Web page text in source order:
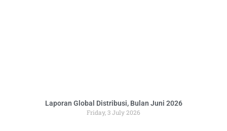
Laporan Global Distribusi, Bulan Juni 2026
Friday, 3 July 2026